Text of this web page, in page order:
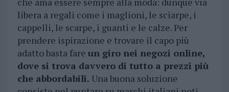
libera a regali come i maglioni, le sciarpe, i
cappelli, le scarpe, i guanti e le calze. Per
prendere ispirazione e trovare il capo più
adatto basta fare un giro nei negozi online,
dove si trova davvero di tutto a prezzi più
che abbordabili. Una buona soluzione